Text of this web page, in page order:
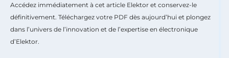
Accédez immédiatement à cet article Elektor et conservez-le
définitivement. Téléchargez votre PDF dès aujourd’hui et plongez
dans l’univers de l’innovation et de l’expertise en électronique
d’Elektor.